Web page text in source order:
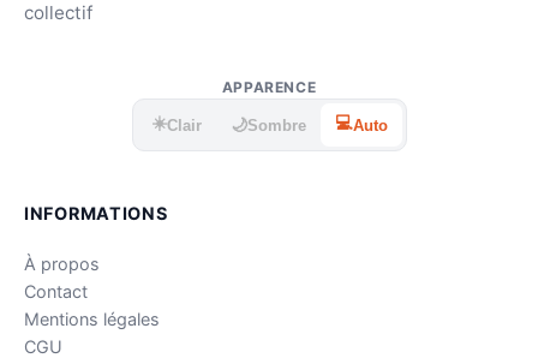
collectif
APPARENCE
☀️Clair 🌙Sombre 💻Auto
INFORMATIONS
À propos
Contact
Mentions légales
CGU